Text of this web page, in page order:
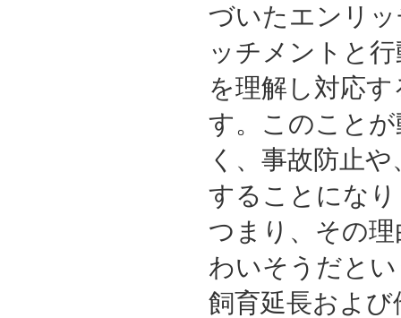
づいたエンリ
ッチメントと
を理解し対応
す。このこと
く、事故防止
することにな
つまり、その
わいそうだと
飼育延長およ